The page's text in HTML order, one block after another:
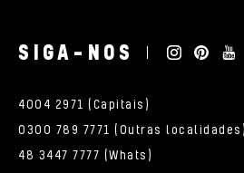
SIGA-NOS
4004 2971 (Capitais)
0300 789 7771 (Outras localidades)
48 3447 7777 (Whats)